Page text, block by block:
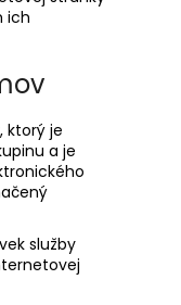
ich
ktorý je
a je
služby